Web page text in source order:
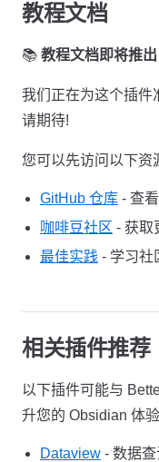
教程文档
📚 教程文档即将推出
我们正在为这个插件
请期待!
您可以先访问以下资
GitHub 仓库 - 查
咖啡豆社区 - 获取
最佳实践 - 学习社
相关插件推荐
以下插件可能与
升您的 Obsidian 体验
Dataview - 数据